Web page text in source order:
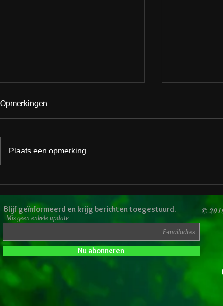
Opmerkingen
Plaats een opmerking...
©
Blijf geïnformeerd en krijg berichten toegestuurd.
Mis geen enkele update
Nu abonneren